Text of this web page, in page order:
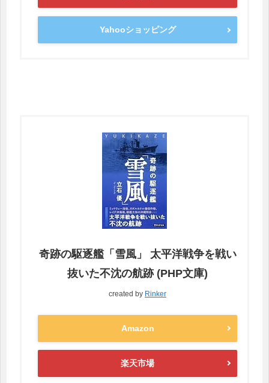
Yahooショッピング
奇跡の駆逐艦「雪風」 太平洋戦争を戦い
抜いた不沈の航跡 (PHP文庫)
created by Rinker
Amazon
楽天市場